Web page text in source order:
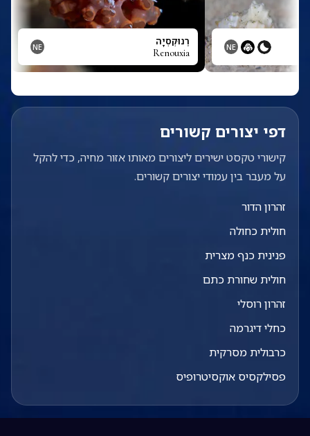
NE רֶנוּקְסְיָה
Renouxia
NE
דפי יצורים קשורים
קישורי טקסט ישירים ליצורים מאותו אזור מחיה, כדי להקל
על מעבר בין עמודי יצורים קשורים.
זהרון הדור
חולית כחולה
פנינית כנף מצרית
חולית שחורת כתם
זהרון רוסלי
כחלי דיגרמה
כרבולית מסרקית
פסילקסיס אוקסיטרופיס